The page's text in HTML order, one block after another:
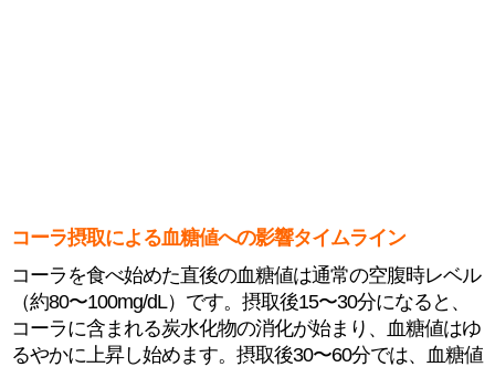
コーラ摂取による血糖値への影響タイムライン
コーラを食べ始めた直後の血糖値は通常の空腹時レベル
（約80〜100mg/dL）です。摂取後15〜30分になると、
コーラに含まれる炭水化物の消化が始まり、血糖値はゆ
るやかに上昇し始めます。摂取後30〜60分では、血糖値